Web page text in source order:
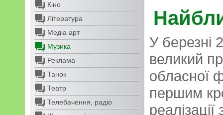
Кіно
Література
Медіа арт
Музика
Реклама
Танок
Театр
Телебачення, радіо
У березні
великий
обласної
першим